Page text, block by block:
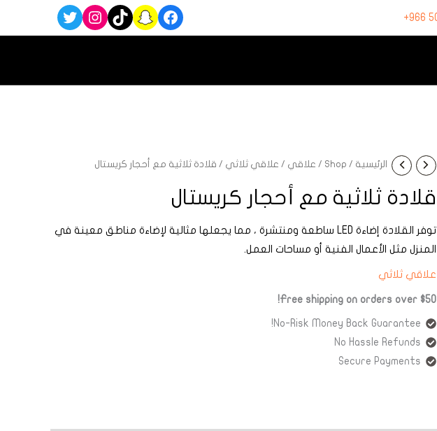
الرئيسية /
Shop
/ علاقي / علاقي ثلاثي / قلادة ثلاثية مع أحجار كريستال
قلادة ثلاثية مع أحجار كريستال
توفر القلادة إضاءة LED ساطعة ومنتشرة ، مما يجعلها مثالية لإضاءة مناطق معينة في
المنزل مثل الأعمال الفنية أو مساحات العمل.
علاقي ثلاثي
Free shipping on orders over $50!
No-Risk Money Back Guarantee!
No Hassle Refunds
Secure Payments